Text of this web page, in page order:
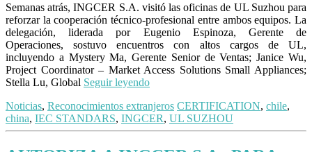
Semanas atrás, INGCER S.A. visitó las oficinas de UL Suzhou para
reforzar la cooperación técnico-profesional entre ambos equipos. La
delegación, liderada por Eugenio Espinoza, Gerente de
Operaciones, sostuvo encuentros con altos cargos de UL,
incluyendo a Mystery Ma, Gerente Senior de Ventas; Janice Wu,
Project Coordinator – Market Access Solutions Small Appliances;
Stella Lu, Global Seguir leyendo
Noticias, Reconocimientos extranjeros CERTIFICATION, chile,
china, IEC STANDARS, INGCER, UL SUZHOU